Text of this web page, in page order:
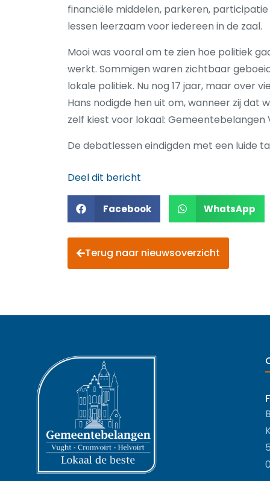
financiële middelen, parkeren,
lessen leerzaam voor iedereen in de zaal.
Mooi was vooral om te zien hoe politiek
werkt. Sommigen waren zichtbaar
lokale politiek. Nu nog 17 jaar, maar over
Hans nodigde hen uit om, wanneer zij dat
zelf kiest voor lokaal: Gemeentebelangen
De debatlessen eindigden met een luide
Deel dit bericht
Facebook WhatsApp
Terug naar nieuwsoverzicht